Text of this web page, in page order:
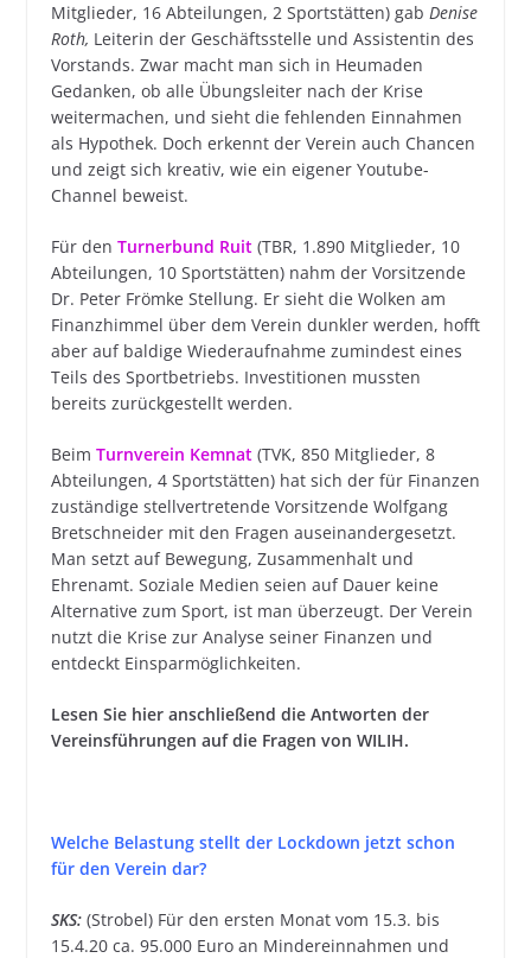
Mitglieder, 16 Abteilungen, 2 Sportstätten) gab Denise
Roth, Leiterin der Geschäftsstelle und Assistentin des
Vorstands. Zwar macht man sich in Heumaden
Gedanken, ob alle Übungsleiter nach der Krise
weitermachen, und sieht die fehlenden Einnahmen
als Hypothek. Doch erkennt der Verein auch Chancen
und zeigt sich kreativ, wie ein eigener Youtube-
Channel beweist.
Für den Turnerbund Ruit(TBR, 1.890 Mitglieder, 10
Abteilungen, 10 Sportstätten) nahm der Vorsitzende
Dr. Peter Frömke Stellung. Er sieht die Wolken am
Finanzhimmel über dem Verein dunkler werden, hofft
aber auf baldige Wiederaufnahme zumindest eines
Teils des Sportbetriebs. Investitionen mussten
bereits zurückgestellt werden.
Beim Turnverein Kemnat(TVK, 850 Mitglieder, 8
Abteilungen, 4 Sportstätten) hat sich der für Finanzen
zuständige stellvertretende Vorsitzende Wolfgang
Bretschneider mit den Fragen auseinandergesetzt.
Man setzt auf Bewegung, Zusammenhalt und
Ehrenamt. Soziale Medien seien auf Dauer keine
Alternative zum Sport, ist man überzeugt. Der Verein
nutzt die Krise zur Analyse seiner Finanzen und
entdeckt Einsparmöglichkeiten.
Lesen Sie hier anschließend die Antworten der
Vereinsführungen auf die Fragen von WILIH.
Welche Belastung stellt der Lockdown jetzt schon
für den Verein dar?
SKS:(Strobel) Für den ersten Monat vom 15.3. bis
15.4.20 ca. 95.000 Euro an Mindereinnahmen und